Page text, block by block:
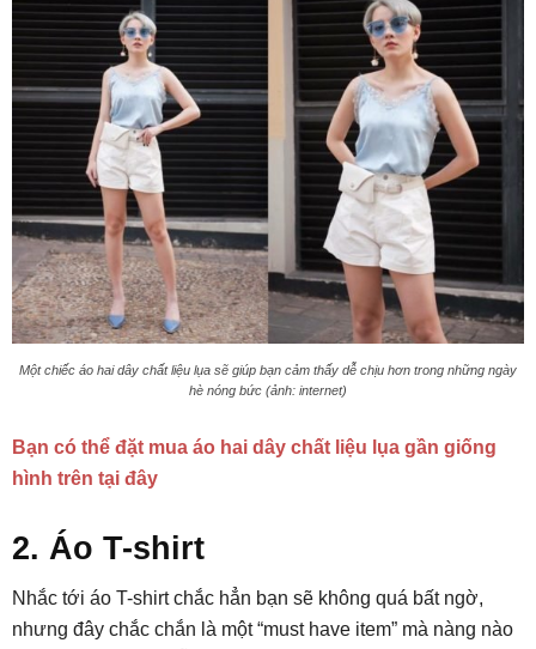
Một chiếc áo hai dây chất liệu lụa sẽ giúp bạn cảm thấy dễ chịu hơn trong những ngày
hè nóng bức (ảnh: internet)
Bạn có thể đặt mua áo hai dây chất liệu lụa gần giống
hình trên tại đây
2. Áo T-shirt
Nhắc tới áo T-shirt chắc hẳn bạn sẽ không quá bất ngờ,
nhưng đây chắc chắn là một “must have item” mà nàng nào